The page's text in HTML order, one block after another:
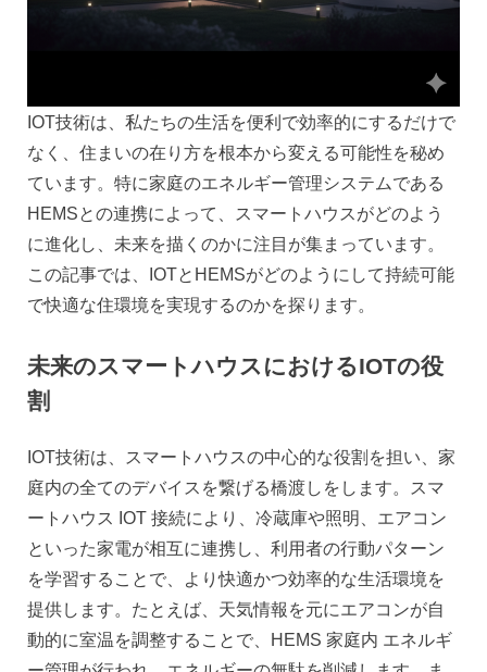
IOT技術は、私たちの生活を便利で効率的にするだけで
なく、住まいの在り方を根本から変える可能性を秘め
ています。特に家庭のエネルギー管理システムである
HEMSとの連携によって、スマートハウスがどのよう
に進化し、未来を描くのかに注目が集まっています。
この記事では、IOTとHEMSがどのようにして持続可能
で快適な住環境を実現するのかを探ります。
未来のスマートハウスにおけるIOTの役
割
IOT技術は、スマートハウスの中心的な役割を担い、家
庭内の全てのデバイスを繋げる橋渡しをします。スマ
ートハウス IOT 接続により、冷蔵庫や照明、エアコン
といった家電が相互に連携し、利用者の行動パターン
を学習することで、より快適かつ効率的な生活環境を
提供します。たとえば、天気情報を元にエアコンが自
動的に室温を調整することで、HEMS 家庭内 エネルギ